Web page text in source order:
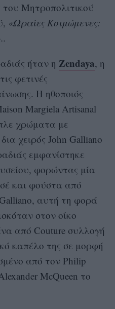
του Μητροπολιτικού
«Ωραίες Κοιμώμενες:
ήταν η Zendaya, η
φετινές
Η ηθοποιός
Margiela Artisanal
χρώματα με
χειρός John Galliano
εμφανίστηκε
φορώντας μία
και φούστα από
αυτή τη φορά
στον οίκο
από Couture συλλογή
καπέλο της σε μορφή
από τον Philip
McQueen το